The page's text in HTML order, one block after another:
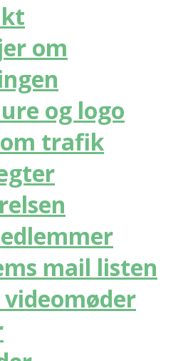
om
og logo
trafik
mail listen
videomøder